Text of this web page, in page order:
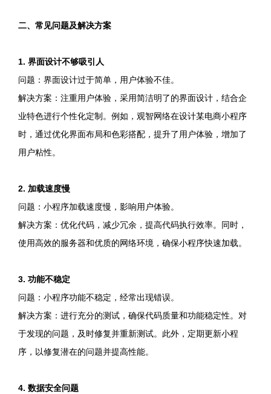
二、常见问题及解决方案
1. 界面设计不够吸引人
问题：界面设计过于简单，用户体验不佳。
解决方案：注重用户体验，采用简洁明了的界面设计，结合企
业特色进行个性化定制。例如，观智网络在设计某电商小程序
时，通过优化界面布局和色彩搭配，提升了用户体验，增加了
用户粘性。
2. 加载速度慢
问题：小程序加载速度慢，影响用户体验。
解决方案：优化代码，减少冗余，提高代码执行效率。同时，
使用高效的服务器和优质的网络环境，确保小程序快速加载。
3. 功能不稳定
问题：小程序功能不稳定，经常出现错误。
解决方案：进行充分的测试，确保代码质量和功能稳定性。对
于发现的问题，及时修复并重新测试。此外，定期更新小程
序，以修复潜在的问题并提高性能。
4. 数据安全问题